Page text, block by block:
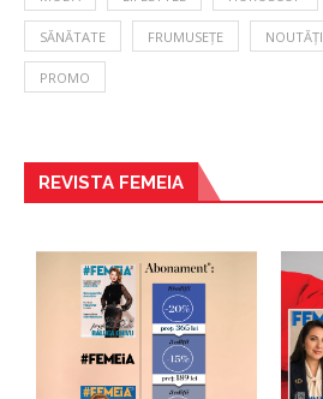
SĂNĂTATE FRUMUSEȚE NOUTĂȚI
PROMO
REVISTA FEMEIA